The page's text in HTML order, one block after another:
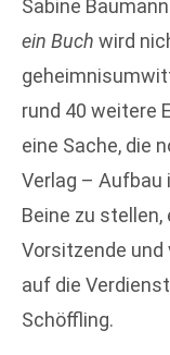
Sabine
ein Buch wird
rund 40 weitere
eine Sache, die
Verlag – Aufbau
Beine zu stellen,
Vorsitzende
auf die
Schöffling.